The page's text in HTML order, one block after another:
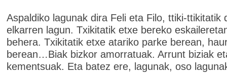
Aspaldiko lagunak dira Feli eta Filo, ttiki-ttikitatik
elkarren lagun. Txikitatik etxe bereko
behera. Txikitatik etxe atariko parke berean,
berean…Biak bizkor amorratuak. Arrunt biziak
kementsuak. Eta batez ere, lagunak, oso